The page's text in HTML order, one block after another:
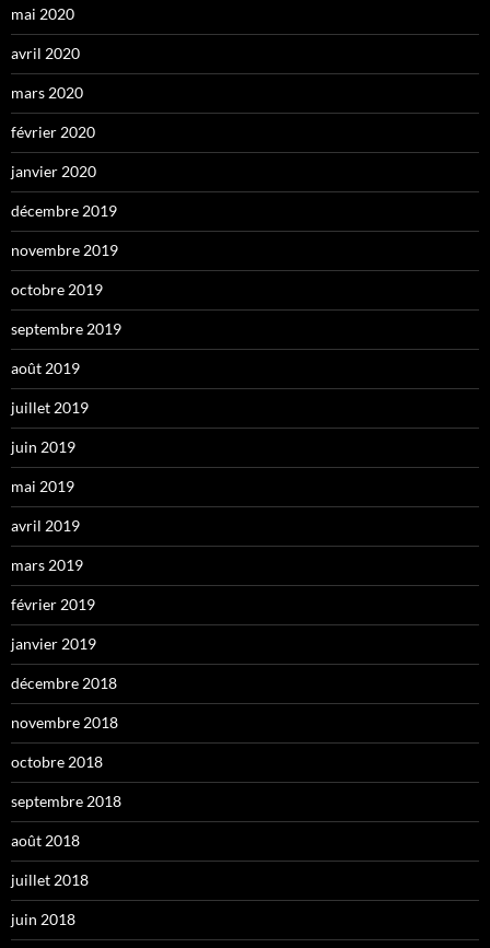
mai 2020
avril 2020
mars 2020
février 2020
janvier 2020
décembre 2019
novembre 2019
octobre 2019
septembre 2019
août 2019
juillet 2019
juin 2019
mai 2019
avril 2019
mars 2019
février 2019
janvier 2019
décembre 2018
novembre 2018
octobre 2018
septembre 2018
août 2018
juillet 2018
juin 2018